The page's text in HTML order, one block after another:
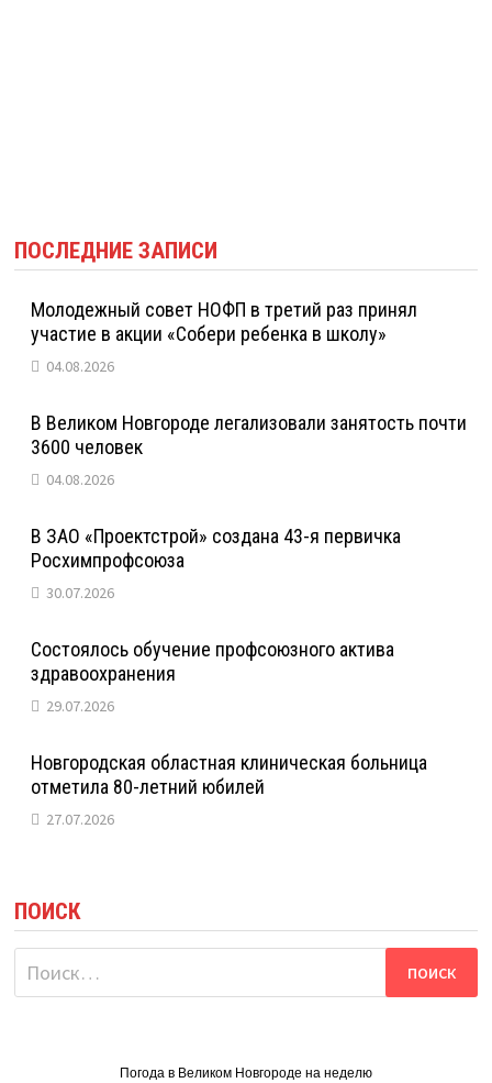
ПОСЛЕДНИЕ ЗАПИСИ
Молодежный совет НОФП в третий раз принял
участие в акции «Собери ребенка в школу»
04.08.2026
В Великом Новгороде легализовали занятость почти
3600 человек
04.08.2026
В ЗАО «Проектстрой» создана 43-я первичка
Росхимпрофсоюза
30.07.2026
Состоялось обучение профсоюзного актива
здравоохранения
29.07.2026
Новгородская областная клиническая больница
отметила 80-летний юбилей
27.07.2026
ПОИСК
Найти:
Погода в Великом Новгороде на неделю